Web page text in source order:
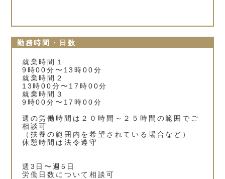
勤務時間・日数
就業時間１
9時00分〜13時00分
就業時間２
13時00分〜17時00分
就業時間３
9時00分〜17時00分
週の労働時間は２０時間～２５時間の範囲でご
相談可
（扶養の範囲内を希望されている場合など）
休憩時間は法令遵守
週3日〜週5日
労働日数について相談可